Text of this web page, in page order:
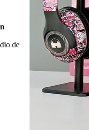
de